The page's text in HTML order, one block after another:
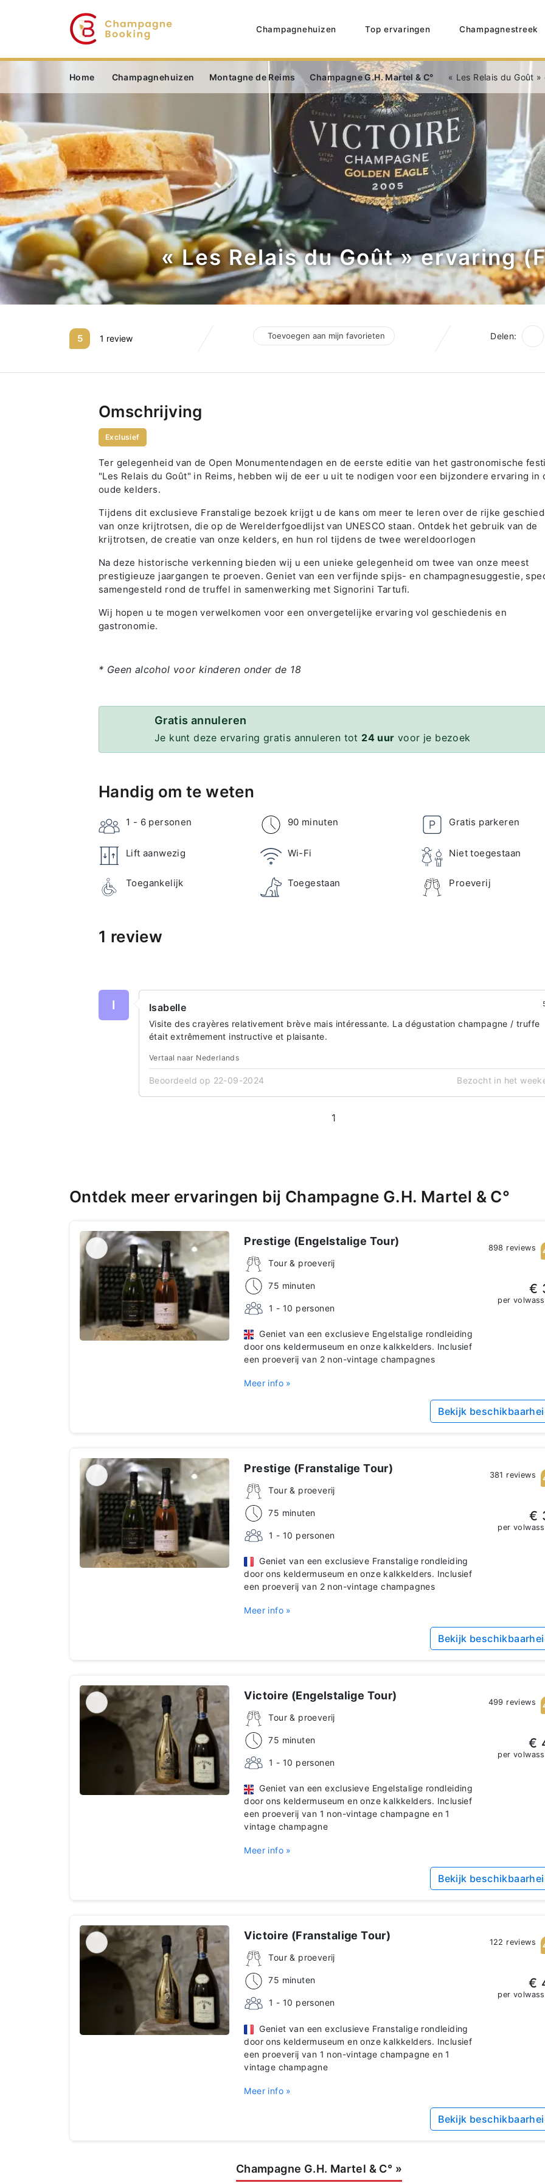
Champagnehuizen Top ervaringen Champagnestreek
Home Champagnehuizen Montagne de Reims Champagne G.H. Martel & C° « Les Relais du Goût
« Les Relais du Goût » ervaring
5 1 review Toevoegen aan mijn favorieten Delen:
Omschrijving
Exclusief
Ter gelegenheid van de Open Monumentendagen en de eerste editie van het gastronomische
"Les Relais du Goût" in Reims, hebben wij de eer u uit te nodigen voor een bijzondere ervaring in
oude kelders.
Tijdens dit exclusieve Franstalige bezoek krijgt u de kans om meer te leren over de rijke
van onze krijtrotsen, die op de Werelderfgoedlijst van UNESCO staan. Ontdek het gebruik van de
krijtrotsen, de creatie van onze kelders, en hun rol tijdens de twee wereldoorlogen
Na deze historische verkenning bieden wij u een unieke gelegenheid om twee van onze meest
prestigieuze jaargangen te proeven. Geniet van een verfijnde spijs- en champagnesuggestie,
samengesteld rond de truffel in samenwerking met Signorini Tartufi.
Wij hopen u te mogen verwelkomen voor een onvergetelijke ervaring vol geschiedenis en
gastronomie.
* Geen alcohol voor kinderen onder de 18
Gratis annuleren
Je kunt deze ervaring gratis annuleren tot 24 uur voor je bezoek
Handig om te weten
1 - 6 personen 90 minuten Gratis parkeren
Lift aanwezig Wi-Fi Niet toegestaan
Toegankelijk Toegestaan Proeverij
1 review
I Isabelle
Visite des crayères relativement brève mais intéressante. La dégustation champagne / truffe
était extrêmement instructive et plaisante.
Vertaal naar Nederlands
Beoordeeld op 22-09-2024 Bezocht in het
1
Ontdek meer ervaringen bij Champagne G.H. Martel & C°
Prestige (Engelstalige Tour)
Tour & proeverij
75 minuten
1 - 10 personen
Geniet van een exclusieve Engelstalige rondleiding
door ons keldermuseum en onze kalkkelders. Inclusief
een proeverij van 2 non-vintage champagnes
Meer info »
898 reviews
€
per
Bekijk
Prestige (Franstalige Tour)
Tour & proeverij
75 minuten
1 - 10 personen
Geniet van een exclusieve Franstalige rondleiding
door ons keldermuseum en onze kalkkelders. Inclusief
een proeverij van 2 non-vintage champagnes
Meer info »
381 reviews
€
per
Bekijk
Victoire (Engelstalige Tour)
Tour & proeverij
75 minuten
1 - 10 personen
Geniet van een exclusieve Engelstalige rondleiding
door ons keldermuseum en onze kalkkelders. Inclusief
een proeverij van 1 non-vintage champagne en 1
vintage champagne
Meer info »
499 reviews
€
per
Bekijk
Victoire (Franstalige Tour)
Tour & proeverij
75 minuten
1 - 10 personen
Geniet van een exclusieve Franstalige rondleiding
door ons keldermuseum en onze kalkkelders. Inclusief
een proeverij van 1 non-vintage champagne en 1
vintage champagne
Meer info »
122 reviews
€
per
Bekijk
Champagne G.H. Martel & C° »